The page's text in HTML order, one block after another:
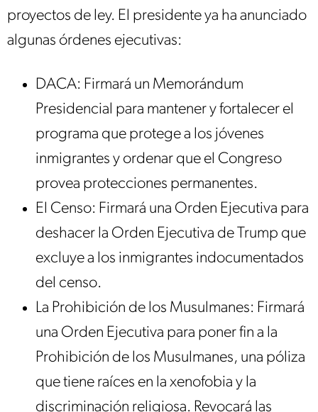
proyectos de ley. El presidente ya ha anunciado
algunas órdenes ejecutivas:
DACA: Firmará un Memorándum
Presidencial para mantener y fortalecer el
programa que protege a los jóvenes
inmigrantes y ordenar que el Congreso
provea protecciones permanentes.
El Censo: Firmará una Orden Ejecutiva para
deshacer la Orden Ejecutiva de Trump que
excluye a los inmigrantes indocumentados
del censo.
La Prohibición de los Musulmanes: Firmará
una Orden Ejecutiva para poner fin a la
Prohibición de los Musulmanes, una póliza
que tiene raíces en la xenofobia y la
discriminación religiosa. Revocará las